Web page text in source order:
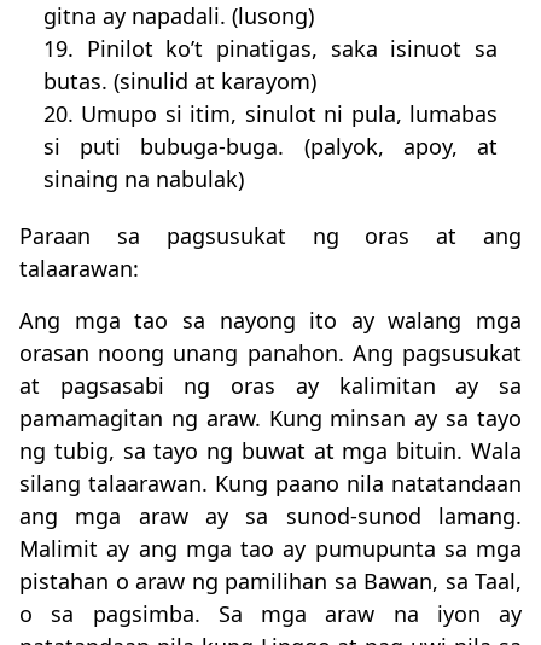
gitna ay napadali. (lusong)
19. Pinilot ko’t pinatigas, saka isinuot sa
butas. (sinulid at karayom)
20. Umupo si itim, sinulot ni pula, lumabas
si puti bubuga-buga. (palyok, apoy, at
sinaing na nabulak)
Paraan sa pagsusukat ng oras at ang
talaarawan:
Ang mga tao sa nayong ito ay walang mga
orasan noong unang panahon. Ang pagsusukat
at pagsasabi ng oras ay kalimitan ay sa
pamamagitan ng araw. Kung minsan ay sa tayo
ng tubig, sa tayo ng buwat at mga bituin. Wala
silang talaarawan. Kung paano nila natatandaan
ang mga araw ay sa sunod-sunod lamang.
Malimit ay ang mga tao ay pumupunta sa mga
pistahan o araw ng pamilihan sa Bawan, sa Taal,
o sa pagsimba. Sa mga araw na iyon ay